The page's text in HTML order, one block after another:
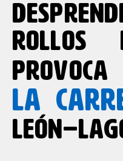
ROLLOS
PROVOCA
LA